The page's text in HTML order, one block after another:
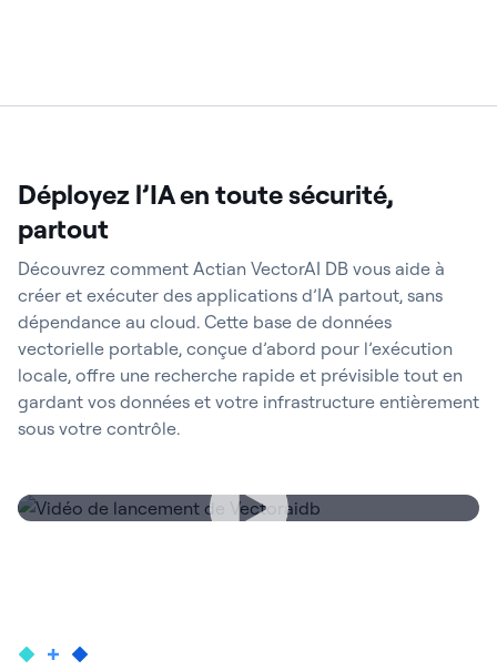
Déployez l’IA en toute sécurité,
partout
Découvrez comment Actian VectorAI DB vous aide à
créer et exécuter des applications d’IA partout, sans
dépendance au cloud. Cette base de données
vectorielle portable, conçue d’abord pour l’exécution
locale, offre une recherche rapide et prévisible tout en
gardant vos données et votre infrastructure entièrement
sous votre contrôle.